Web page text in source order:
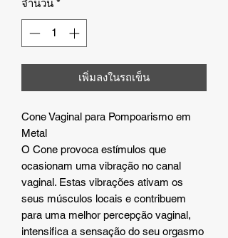
จำนวน *
เพิ่มลงในรถเข็น
Cone Vaginal para Pompoarismo em
Metal
O Cone provoca estímulos que
ocasionam uma vibração no canal
vaginal. Estas vibrações ativam os
seus músculos locais e contribuem
para uma melhor percepção vaginal,
intensifica a sensação do seu orgasmo